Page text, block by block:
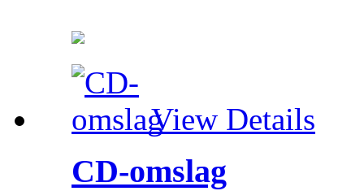
View Details
CD-omslag